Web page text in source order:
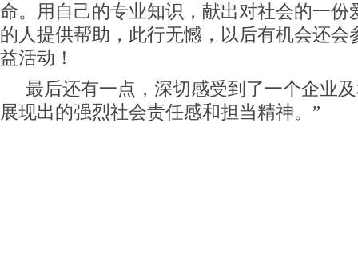
命。用自己的专业知识，献出对社会的一份
的人提供帮助，此行无憾，以后有机会还会
益活动！
最后还有一点，深切感受到了一个企业
展现出的强烈社会责任感和担当精神。”